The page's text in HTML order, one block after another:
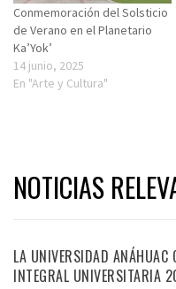
Conmemoración del Solsticio
de Verano en el Planetario
Ka’Yok’
14 junio, 2025
En "Arte y Cultura"
NOTICIAS
LA UNIVERSIDAD ANÁHUAC
INTEGRAL UNIVERSITARIA